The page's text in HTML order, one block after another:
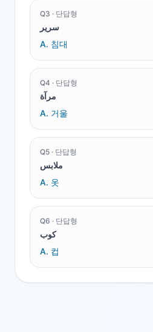
Q3 · 단답형
سرير
A. 침대
Q4 · 단답형
مرآة
A. 거울
Q5 · 단답형
ملابس
A. 옷
Q6 · 단답형
كوب
A. 컵